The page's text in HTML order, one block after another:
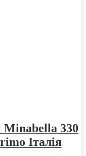
Minabella 330
Італія